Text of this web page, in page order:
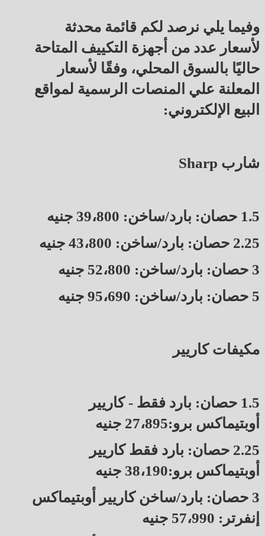
وفيما يلي نرصد لكم قائمة محدثة
لأسعار عدد من أجهزة التكييف المتاحة
حاليًا بالسوق المحلي، وفقًا لأسعار
المعلنة علي المنصات الرسمية لمواقع
البيع الإلكتروني:
شارب Sharp
1.5 حصان: بارد/ساخن: 39،800 جنيه
2.25 حصان: بارد/ساخن: 43،800 جنيه
3 حصان: بارد/ساخن: 52،800 جنيه
5 حصان: بارد/ساخن: 95،690 جنيه
مكيفات كاريير
1.5 حصان: بارد فقط - كاريير
أوبتيماكس برو:27،895 جنيه
2.25 حصان: بارد فقط كاريير
أوبتيماكس برو:38،190 جنيه
3 حصان: بارد/ساخن كاريير أوبتيماكس
إنفرتر: 57،990 جنيه